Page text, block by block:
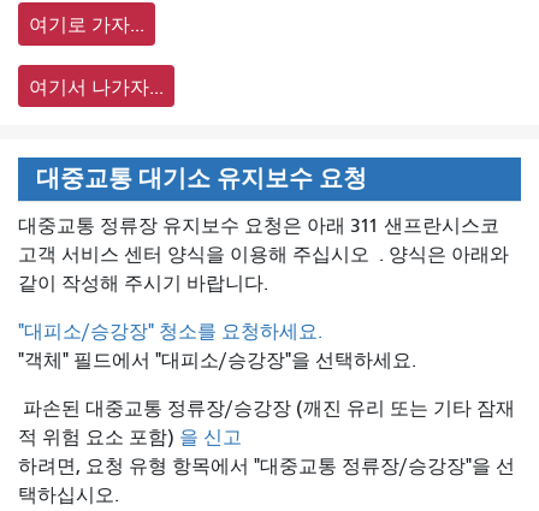
여기로 가자...
여기서 나가자...
대중교통 대기소 유지보수 요청
대중교통 정류장 유지보수 요청은 아래 311 샌프란시스코
고객 서비스 센터 양식을 이용해 주십시오 . 양식은 아래와
같이 작성해 주시기 바랍니다.
"대피소/승강장" 청소를 요청하세요.
"객체" 필드에서 "대피소/승강장"을 선택하세요.
파손된 대중교통 정류장/승강장 (깨진 유리 또는 기타 잠재
적 위험 요소 포함) 을 신고
하려면, 요청 유형 항목에서 "대중교통 정류장/승강장"을 선
택하십시오.